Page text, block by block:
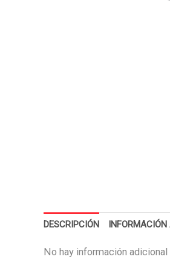
DESCRIPCIÓN
No hay información